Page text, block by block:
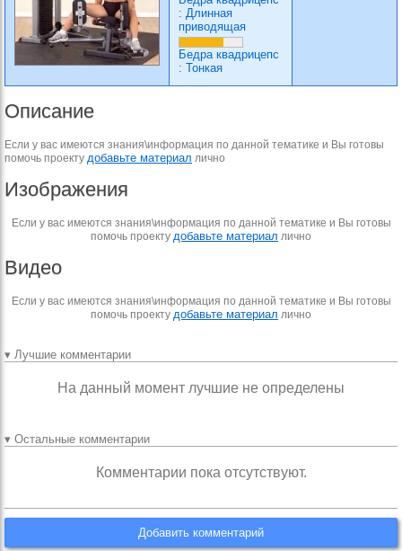
: Длинная
приводящая
Бедра квадрицепс
: Тонкая
Описание
Если у вас имеются знания\информация по данной тематике и Вы готовы
помочь проекту добавьте материал лично
Изображения
Если у вас имеются знания\информация по данной тематике и Вы готовы
помочь проекту добавьте материал лично
Видео
Если у вас имеются знания\информация по данной тематике и Вы готовы
помочь проекту добавьте материал лично
▾ Лучшие комментарии
На данный момент лучшие не определены
▾ Остальные комментарии
Комментарии пока отсутствуют.
Добавить комментарий